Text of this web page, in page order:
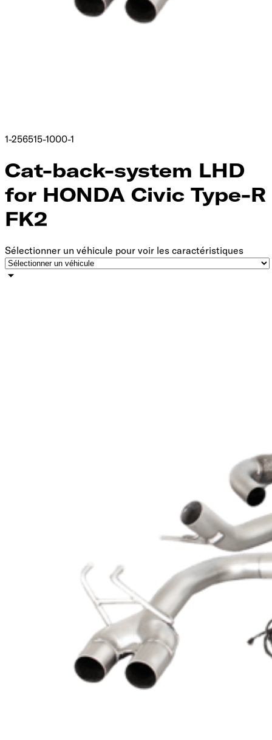
1-256515-1000-1
Cat-back-system LHD
for HONDA Civic Type-R
FK2
Sélectionner un véhicule pour voir les caractéristiques